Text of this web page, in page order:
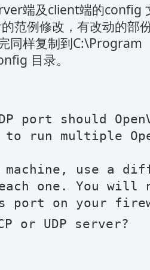
端及client端的config
范例修改，有改动的部
同样复制到C:\Program
目录。
port should
run multiple
machine, use a
one. You will
port on your
or UDP server?